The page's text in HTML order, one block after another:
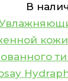
В